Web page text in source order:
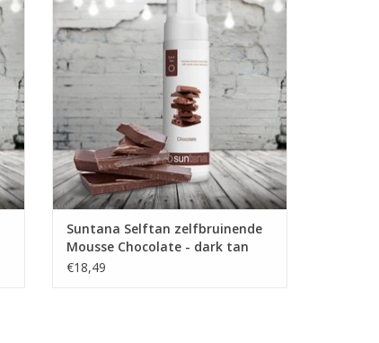
Chocolate - dark tan
TOEVOEGEN AAN WINKELWAGEN
Suntana Selftan zelfbruinende
Mousse Chocolate - dark tan
€18,49